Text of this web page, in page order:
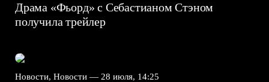
Драма «Фьорд» с Себастианом Стэном
получила трейлер
Новости, Новости — 28 июля, 14:25